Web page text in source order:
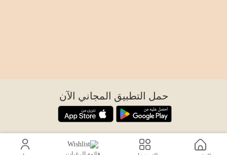
حمل التطبيق المجاني الآن
اتصل بنا